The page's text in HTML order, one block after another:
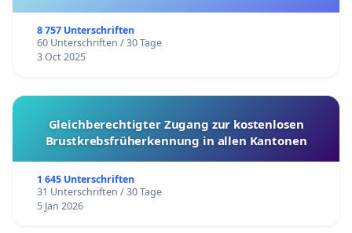
8 757 Unterschriften
60 Unterschriften / 30 Tage
3 Oct 2025
Gleichberechtigter Zugang zur kostenlosen
Brustkrebsfrüherkennung in allen Kantonen
1 645 Unterschriften
31 Unterschriften / 30 Tage
5 Jan 2026